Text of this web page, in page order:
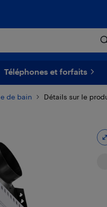
Téléphones et forfaits
de bain Détails sur le